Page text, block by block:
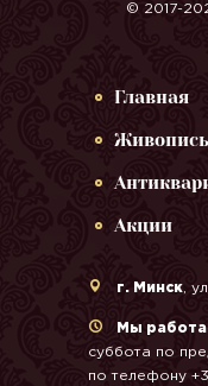
© 2017-
Главная
Живопись
Акции
г. Минск ,
Мы
суббота по
по телефону